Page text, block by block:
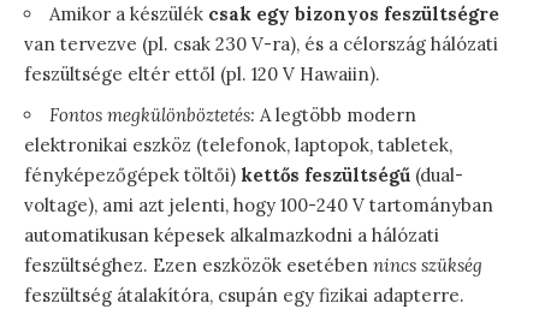
Amikor a készülék csak egy bizonyos feszültségre
van tervezve (pl. csak 230 V-ra), és a célország hálózati
feszültsége eltér ettől (pl. 120 V Hawaiin).
Fontos megkülönböztetés: A legtöbb modern
elektronikai eszköz (telefonok, laptopok, tabletek,
fényképezőgépek töltői) kettős feszültségű (dual-
voltage), ami azt jelenti, hogy 100-240 V tartományban
automatikusan képesek alkalmazkodni a hálózati
feszültséghez. Ezen eszközök esetében nincs szükség
feszültség átalakítóra, csupán egy fizikai adapterre.